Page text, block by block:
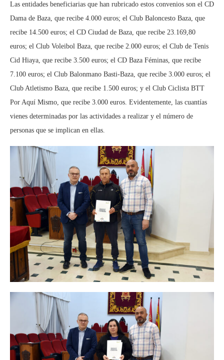
Las entidades beneficiarias que han rubricado estos convenios son el CD
Dama de Baza, que recibe 4.000 euros; el Club Baloncesto Baza, que
recibe 14.500 euros; el CD Ciudad de Baza, que recibe 23.169,80
euros; el Club Voleibol Baza, que recibe 2.000 euros; el Club de Tenis
Cid Hiaya, que recibe 3.500 euros; el CD Baza Féminas, que recibe
7.100 euros; el Club Balonmano Basti-Baza, que recibe 3.000 euros; el
Club Atletismo Baza, que recibe 1.500 euros; y el Club Ciclista BTT
Por Aquí Mismo, que recibe 3.000 euros. Evidentemente, las cuantías
vienes determinadas por las actividades a realizar y el número de
personas que se implican en ellas.